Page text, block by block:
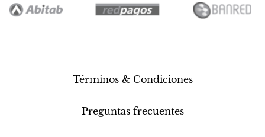
Términos & Condiciones
Preguntas frecuentes